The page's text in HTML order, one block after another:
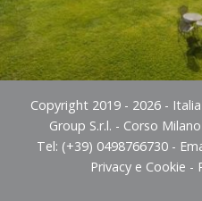
Copyright 2019 - 2026 -
Group S.r.l. - Corso
Tel: (+39) 0498766730 -
Privacy e Cookie -